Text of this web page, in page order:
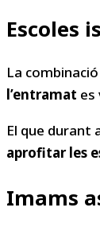
Escoles
La
l’entramat es
El que durant
aprofitar les
Imams